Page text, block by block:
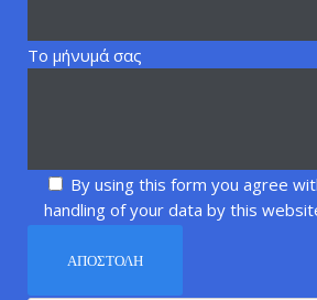
Το μήνυμά σας
By using this form you agree
handling of your data by this